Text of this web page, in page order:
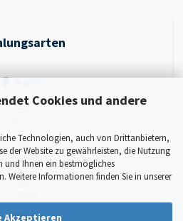
Cookies und andere
Technologien, auch von Drittanbietern,
der Website zu gewährleisten, die Nutzung
und Ihnen ein bestmögliches
Weitere Informationen finden Sie in unserer
Akzeptieren